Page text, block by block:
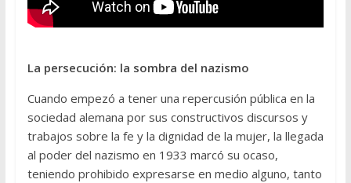
La persecución: la sombra del nazismo
Cuando empezó a tener una repercusión pública en la
sociedad alemana por sus constructivos discursos y
trabajos sobre la fe y la dignidad de la mujer, la llegada
al poder del nazismo en 1933 marcó su ocaso,
teniendo prohibido expresarse en medio alguno, tanto